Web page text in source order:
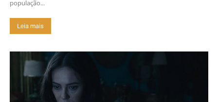
população...
Leia mais